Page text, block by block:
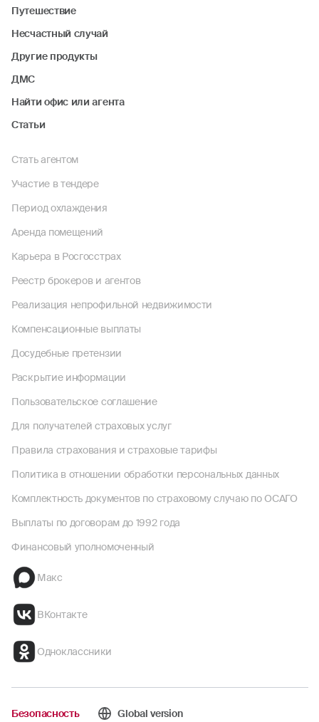
Путешествие
Несчастный случай
Другие продукты
ДМС
Найти офис или агента
Статьи
Стать агентом
Участие в тендере
Период охлаждения
Аренда помещений
Карьера в Росгосстрах
Реестр брокеров и агентов
Реализация непрофильной недвижимости
Компенсационные выплаты
Досудебные претензии
Раскрытие информации
Пользовательское соглашение
Для получателей страховых услуг
Правила страхования и страховые тарифы
Политика в отношении обработки персональных данных
Комплектность документов по страховому случаю по ОСАГО
Выплаты по договорам до 1992 года
Финансовый уполномоченный
Макс
ВКонтакте
Одноклассники
Безопасность Global version